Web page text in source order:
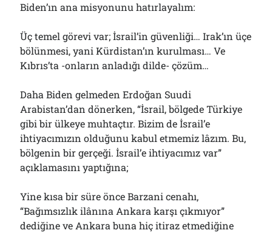
Biden’ın ana misyonunu hatırlayalım:
Üç temel görevi var; İsrail’in güvenliği… Irak’ın üçe
bölünmesi, yani Kürdistan’ın kurulması… Ve
Kıbrıs’ta -onların anladığı dilde- çözüm…
Daha Biden gelmeden Erdoğan Suudi
Arabistan’dan dönerken, “İsrail, bölgede Türkiye
gibi bir ülkeye muhtaçtır. Bizim de İsrail’e
ihtiyacımızın olduğunu kabul etmemiz lâzım. Bu,
bölgenin bir gerçeği. İsrail’e ihtiyacımız var”
açıklamasını yaptığına;
Yine kısa bir süre önce Barzani cenahı,
“Bağımsızlık ilânına Ankara karşı çıkmıyor”
dediğine ve Ankara buna hiç itiraz etmediğine